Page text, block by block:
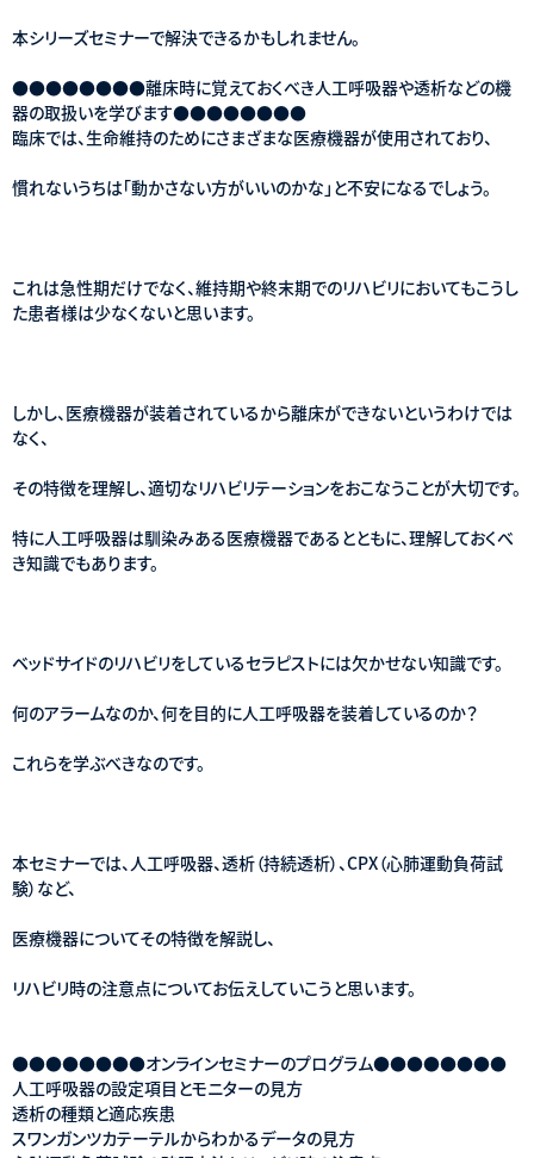
本シリーズセミナーで解決できるかもしれません。
●●●●●●●●離床時に覚えておくべき人工呼吸器や透析などの機
器の取扱いを学びます●●●●●●●●
臨床では、生命維持のためにさまざまな医療機器が使用されており、
慣れないうちは「動かさない方がいいのかな」と不安になるでしょう。
これは急性期だけでなく、維持期や終末期でのリハビリにおいてもこうし
た患者様は少なくないと思います。
しかし、医療機器が装着されているから離床ができないというわけでは
なく、
その特徴を理解し、適切なリハビリテーションをおこなうことが大切です。
特に人工呼吸器は馴染みある医療機器であるとともに、理解しておくべ
き知識でもあります。
ベッドサイドのリハビリをしているセラピストには欠かせない知識です。
何のアラームなのか、何を目的に人工呼吸器を装着しているのか？
これらを学ぶべきなのです。
本セミナーでは、人工呼吸器、透析（持続透析）、CPX（心肺運動負荷試
験）など、
医療機器についてその特徴を解説し、
リハビリ時の注意点についてお伝えしていこうと思います。
●●●●●●●●オンラインセミナーのプログラム●●●●●●●●
人工呼吸器の設定項目とモニターの見方
透析の種類と適応疾患
スワンガンツカテーテルからわかるデータの見方